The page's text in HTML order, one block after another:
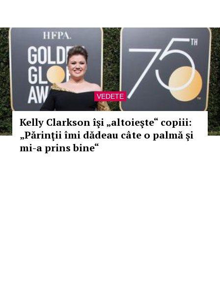
VEDETE
Kelly Clarkson îşi „altoieşte“ copiii:
„Părinţii îmi dădeau câte o palmă şi
mi-a prins bine“